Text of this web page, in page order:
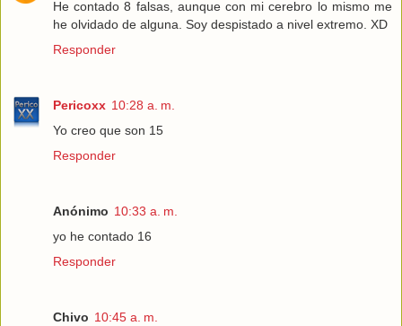
He contado 8 falsas, aunque con mi cerebro lo mismo me
he olvidado de alguna. Soy despistado a nivel extremo. XD
Responder
Pericoxx 10:28 a. m.
Yo creo que son 15
Responder
Anónimo 10:33 a. m.
yo he contado 16
Responder
Chivo 10:45 a. m.